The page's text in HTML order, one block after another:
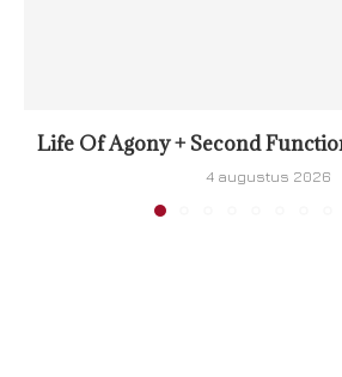
Life Of Agony + Second
4 augustus 2026